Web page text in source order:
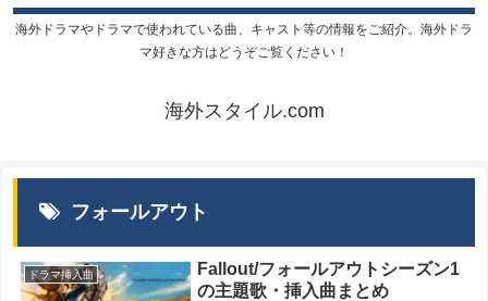
海外ドラマやドラマで使われている曲、キャスト等の情報をご紹介。海外ドラ
マ好きな方はどうぞご覧ください！
海外スタイル.com
フォールアウト
ドラマ挿入曲
Fallout/フォールアウトシーズン1
の主題歌・挿入曲まとめ